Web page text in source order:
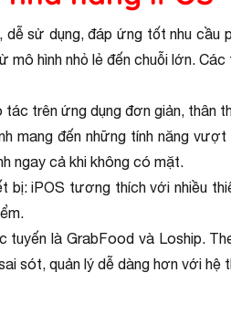
sử dụng, đáp ứng tốt nhu
hình nhỏ lẻ đến chuỗi lớn.
trên ứng dụng đơn giản, thân
mang đến những tính năng
ngay cả khi không có mặt.
iPOS tương thích với nhiều
là GrabFood và Loship.
sót, quản lý dễ dàng hơn với